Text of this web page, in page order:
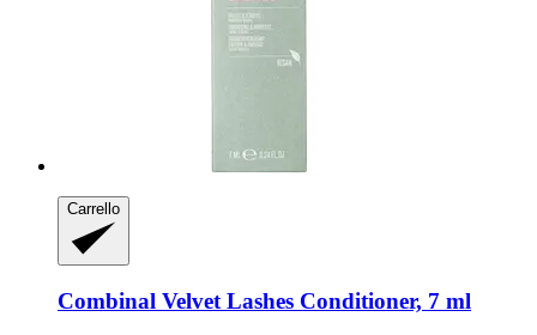
Carrello
Combinal Velvet Lashes Conditioner, 7 ml